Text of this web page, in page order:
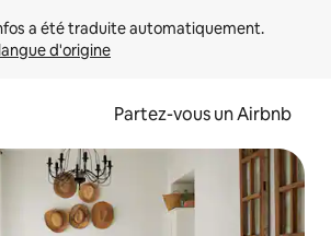
d'origine
Partez-vous un Airbnb